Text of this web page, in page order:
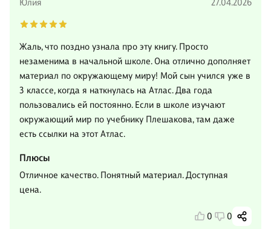
Юлия 27.04.2026
Жаль, что поздно узнала про эту книгу. Просто
незаменима в начальной школе. Она отлично дополняет
материал по окружающему миру! Мой сын учился уже в
3 классе, когда я наткнулась на Атлас. Два года
пользовались ей постоянно. Если в школе изучают
окружающий мир по учебнику Плешакова, там даже
есть ссылки на этот Атлас.
Плюсы
Отличное качество. Понятный материал. Доступная
цена.
0 0